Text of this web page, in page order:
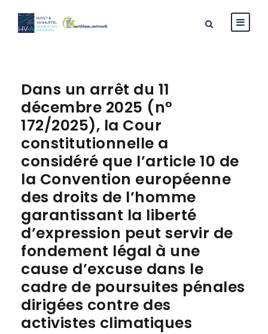
Dans un arrêt du 11
décembre 2025 (n°
172/2025), la Cour
constitutionnelle a
considéré que l’article 10 de
la Convention européenne
des droits de l’homme
garantissant la liberté
d’expression peut servir de
fondement légal à une
cause d’excuse dans le
cadre de poursuites pénales
dirigées contre des
activistes climatiques